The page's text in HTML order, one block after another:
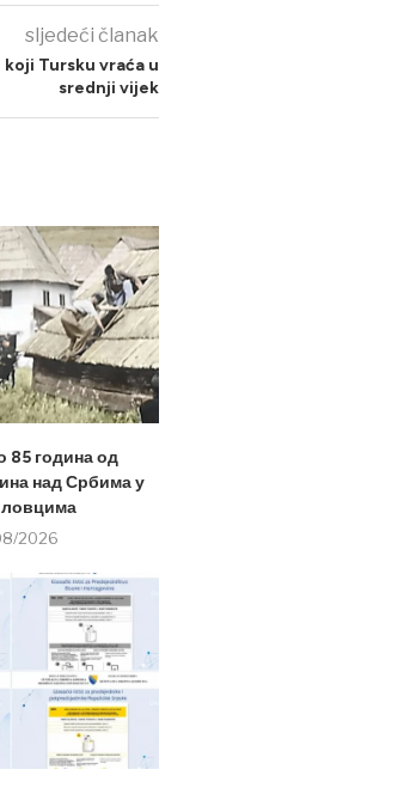
sljedeći članak
Tursku vraća u
srednji vijek
година од
над Србима у
2026